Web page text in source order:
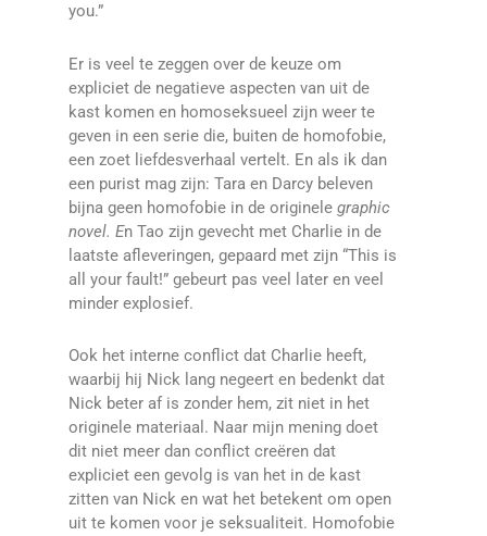
you.”
Er is veel te zeggen over de keuze om
expliciet de negatieve aspecten van uit de
kast komen en homoseksueel zijn weer te
geven in een serie die, buiten de homofobie,
een zoet liefdesverhaal vertelt. En als ik dan
een purist mag zijn: Tara en Darcy beleven
bijna geen homofobie in de originele graphic
novel. En Tao zijn gevecht met Charlie in de
laatste afleveringen, gepaard met zijn “This is
all your fault!” gebeurt pas veel later en veel
minder explosief.
Ook het interne conflict dat Charlie heeft,
waarbij hij Nick lang negeert en bedenkt dat
Nick beter af is zonder hem, zit niet in het
originele materiaal. Naar mijn mening doet
dit niet meer dan conflict creëren dat
expliciet een gevolg is van het in de kast
zitten van Nick en wat het betekent om open
uit te komen voor je seksualiteit. Homofobie